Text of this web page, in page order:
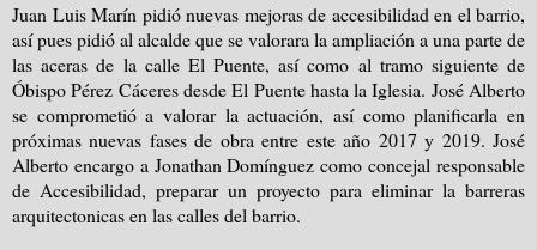
Juan Luis Marín pidió nuevas mejoras de accesibilidad en el barrio,
así pues pidió al alcalde que se valorara la ampliación a una parte de
las aceras de la calle El Puente, así como al tramo siguiente de
Óbispo Pérez Cáceres desde El Puente hasta la Iglesia. José Alberto
se comprometió a valorar la actuación, así como planificarla en
próximas nuevas fases de obra entre este año 2017 y 2019. José
Alberto encargo a Jonathan Domínguez como concejal responsable
de Accesibilidad, preparar un proyecto para eliminar la barreras
arquitectonicas en las calles del barrio.